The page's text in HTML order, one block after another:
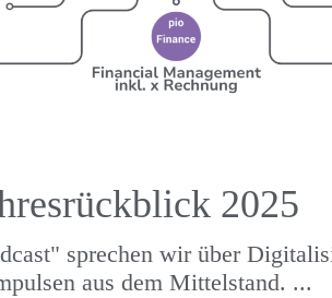
2025
sprechen wir über
aus dem Mittelstand.